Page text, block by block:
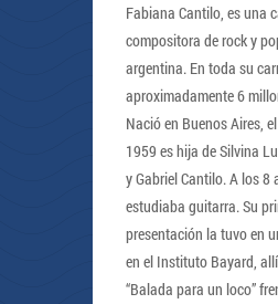
Fabiana Cantilo, es una
compositora de rock y
argentina. En toda su
aproximadamente 6
Nació en Buenos Aires,
1959 es hija de Silvina
y Gabriel Cantilo. A los 8
estudiaba guitarra. Su
presentación la tuvo en
en el Instituto Bayard,
“Balada para un loco”